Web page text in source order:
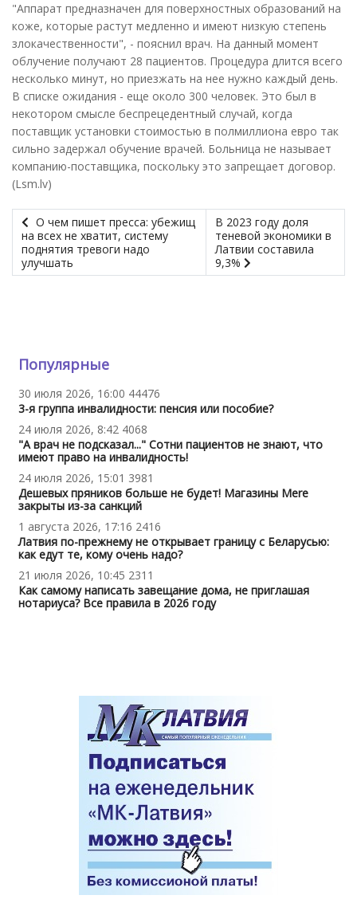
"Аппарат предназначен для поверхностных образований на
коже, которые растут медленно и имеют низкую степень
злокачественности", - пояснил врач. На данный момент
облучение получают 28 пациентов. Процедура длится всего
несколько минут, но приезжать на нее нужно каждый день.
В списке ожидания - еще около 300 человек. Это был в
некотором смысле беспрецедентный случай, когда
поставщик установки стоимостью в полмиллиона евро так
сильно задержал обучение врачей. Больница не называет
компанию-поставщика, поскольку это запрещает договор.
(Lsm.lv)
О чем пишет пресса: убежищ
на всех не хватит, систему
поднятия тревоги надо
улучшать
В 2023 году доля
теневой экономики в
Латвии составила
9,3%
Популярные
30 июля 2026, 16:00 44476
3-я группа инвалидности: пенсия или пособие?
24 июля 2026, 8:42 4068
"А врач не подсказал..." Сотни пациентов не знают, что
имеют право на инвалидность!
24 июля 2026, 15:01 3981
Дешевых пряников больше не будет! Магазины Mere
закрыты из-за санкций
1 августа 2026, 17:16 2416
Латвия по-прежнему не открывает границу с Беларусью:
как едут те, кому очень надо?
21 июля 2026, 10:45 2311
Как самому написать завещание дома, не приглашая
нотариуса? Все правила в 2026 году